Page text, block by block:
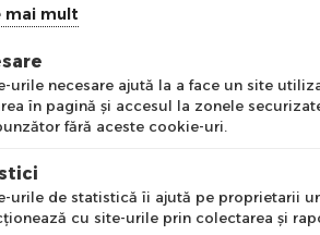
mai mult
urile necesare ajută la a face un site
în pagină şi accesul la zonele
fără aceste cookie-uri.
urile de statistică îi ajută pe proprietarii
cu site-urile prin colectarea şi